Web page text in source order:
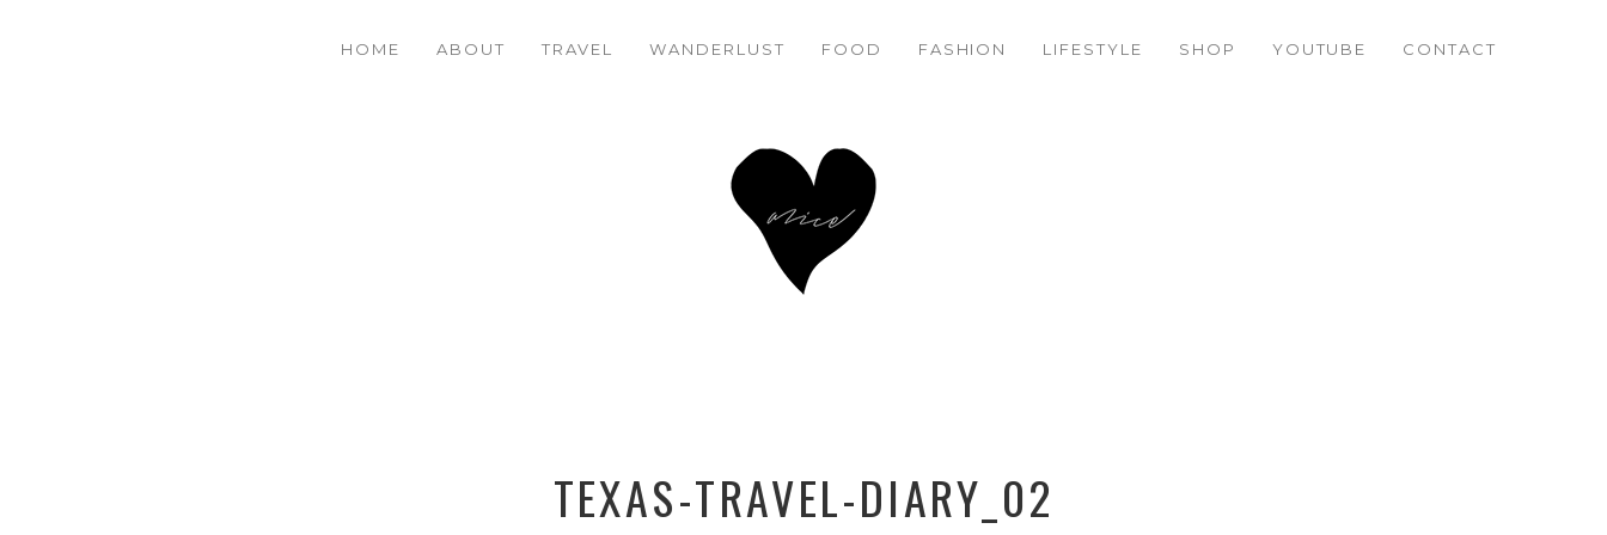
HOME ABOUT TRAVEL WANDERLUST FOOD FASHION LIFESTYLE SHOP YOUTUBE CONTACT
FACEBOOK TWITTER PINTEREST
TEXAS-TRAVEL-DIARY_02